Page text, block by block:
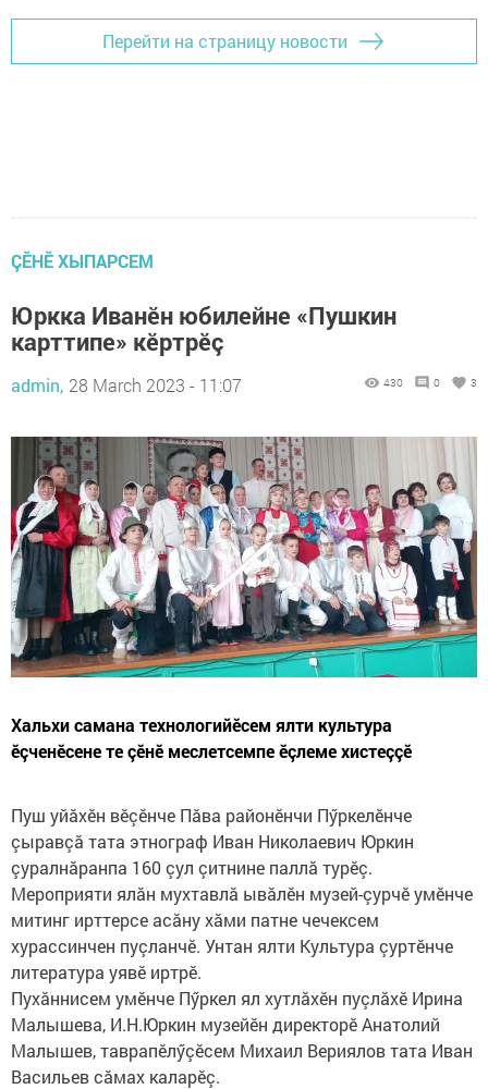
Перейти на страницу новости
ÇӖНӖ ХЫПАРСЕМ
Юркка Иванӗн юбилейне «Пушкин
карттипе» кӗртрӗç
admin, 28 March 2023 - 11:07 430 0 3
Хальхи самана технологийӗсем ялти культура
ӗçченӗсене те çӗнӗ меслетсемпе ӗçлеме хистеççӗ
Пуш уйăхӗн вӗçӗнче Пăва районӗнчи Пӳркелӗнче
çыравçă тата этнограф Иван Николаевич Юркин
çуралнăранпа 160 çул çитнине паллă турӗç.
Мероприяти ялăн мухтавлă ывăлӗн музей-çурчӗ умӗнче
митинг ирттерсе асăну хăми патне чечексем
хурассинчен пуçланчӗ. Унтан ялти Культура çуртӗнче
литература уявӗ иртрӗ.
Пухăннисем умӗнче Пӳркел ял хутлăхӗн пуçлăхӗ Ирина
Малышева, И.Н.Юркин музейӗн директорӗ Анатолий
Малышев, таврапӗлӳçӗсем Михаил Вериялов тата Иван
Васильев сăмах каларӗç.